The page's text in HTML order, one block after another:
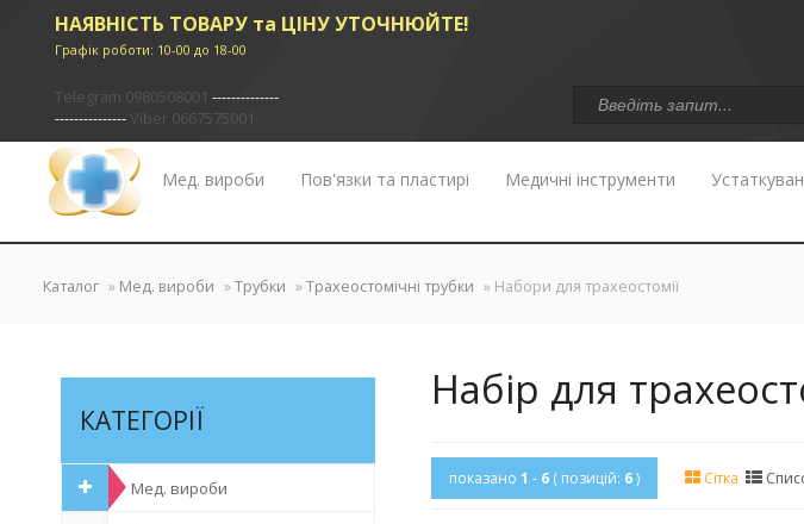
НАЯВНІСТЬ ТОВАРУ та ЦІНУ УТОЧНЮЙТЕ!
Графік роботи: 10-00 до 18-00
Telegram 0980508001 --------------
---------------Viber 0667575001
Мед. вироби Пов'язки та пластирі Медичні інструменти
Каталог » Мед. вироби »Трубки »Трахеостомічні трубки » Набори для трахеостомії
Набір для
показано1 - 6 ( позицій: 6) Сітка
КАТЕГОРІЇ
Мед. вироби